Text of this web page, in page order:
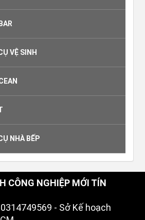
VỆ SINH
NHÀ BẾP
CÔNG NGHIỆP MỚI TÍN
- Sở Kế hoạch